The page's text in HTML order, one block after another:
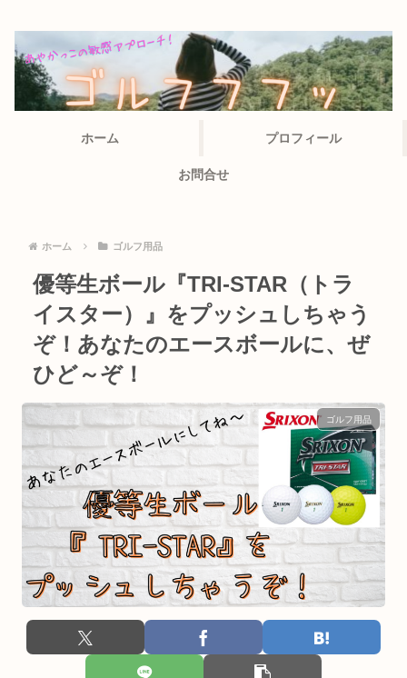
ホーム プロフィール
お問合せ
ホーム ゴルフ用品
優等生ボール『TRI-STAR（トラ
イスター）』をプッシュしちゃう
ぞ！あなたのエースボールに、ぜ
ひど～ぞ！
ゴルフ用品